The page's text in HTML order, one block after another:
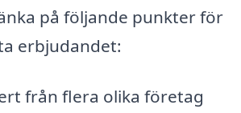
på följande punkter för
erbjudandet:
från flera olika företag